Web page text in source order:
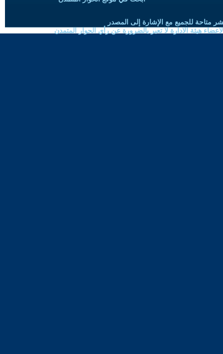
متاحة للجميع مع الإشارة إلى المصدر
هيئة الادارة لا تعبر بالضرورة عن رأي الحوار المتمدن